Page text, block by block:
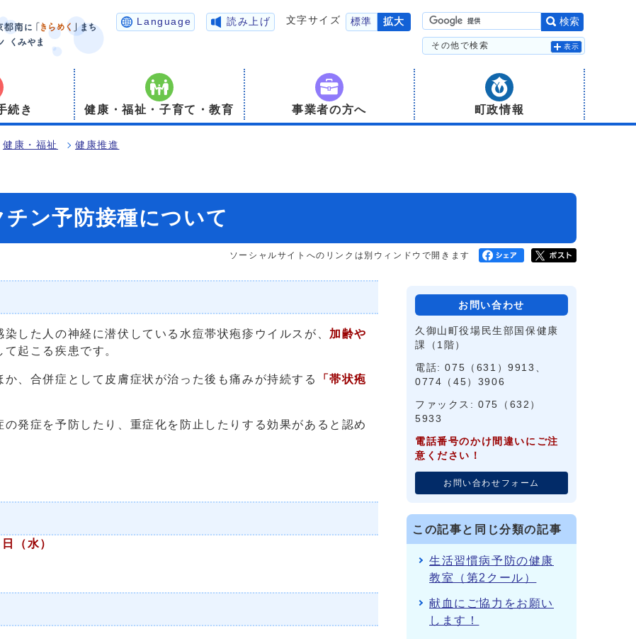
Language 読み上げ 文字サイズ 標準 拡大 検索
その他で検索 表示
続き 健康・福祉・子育て・教育 事業者の方へ 町政情報
健康・福祉 健康推進
ン予防接種について
ソーシャルサイトへのリンクは別ウィンドウで開きます
した人の神経に潜伏している水痘帯状疱疹ウイルスが、 加齢や
て起こる疾患です。
、合併症として皮膚症状が治った後も痛みが持続する
「帯状疱
発症を予防したり、重症化を防止したりする効果があると認め
（水）
お問い合わせ
久御山町役場民生部国保健康
課（1階）
電話: 075（631）9913、
0774（45）3906
ファックス: 075（632）
5933
電話番号のかけ間違いにご注
意ください！
お問い合わせフォーム
この記事と同じ分類の記事
生活習慣病予防の健康
教室（第2クール）
献血にご協力をお願い
します！